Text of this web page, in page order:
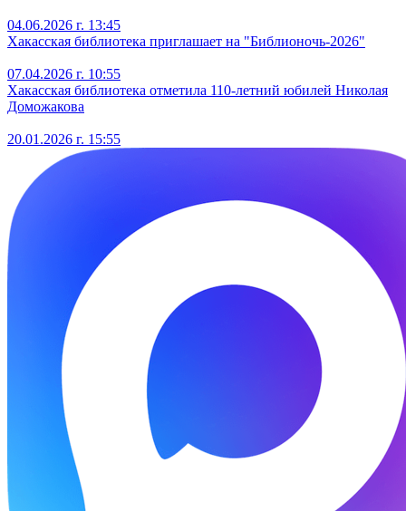
04.06.2026 г. 13:45
Хакасская библиотека приглашает на "Библионочь-2026"
07.04.2026 г. 10:55
Хакасская библиотека отметила 110-летний юбилей Николая
Доможакова
20.01.2026 г. 15:55